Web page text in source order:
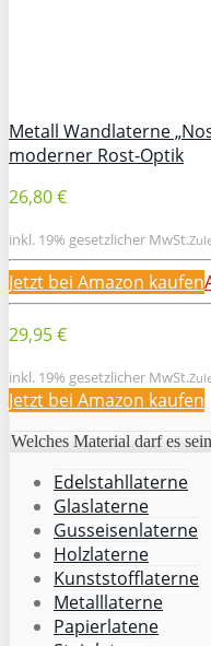
Metall Wandlaterne
moderner Rost-Optik
26,80 €
inkl. 19% gesetzlicher MwSt.
Jetzt bei Amazon kaufen
29,95 €
inkl. 19% gesetzlicher MwSt.
Jetzt bei Amazon kaufen
Welches Material darf es
Edelstahllaterne
Glaslaterne
Gusseisenlaterne
Holzlaterne
Kunststofflaterne
Metalllaterne
Papierlatene